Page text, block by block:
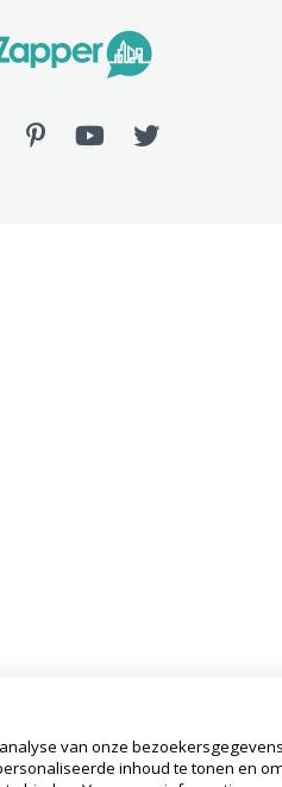
van onze
inhoud te tonen en